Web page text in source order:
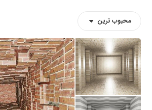
محبوب ترین